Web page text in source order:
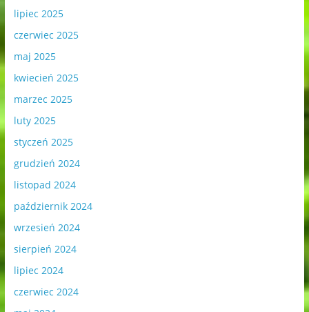
lipiec 2025
czerwiec 2025
maj 2025
kwiecień 2025
marzec 2025
luty 2025
styczeń 2025
grudzień 2024
listopad 2024
październik 2024
wrzesień 2024
sierpień 2024
lipiec 2024
czerwiec 2024